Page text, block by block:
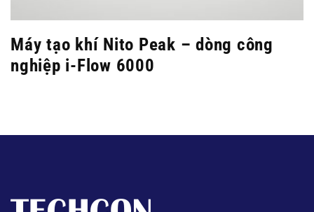
Máy tạo khí Nito Peak – dòng công
nghiệp i-Flow 6000